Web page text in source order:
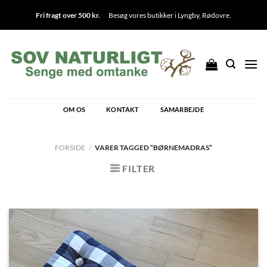
Fri fragt over 500 kr. Besøg vores butikker i Lyngby, Rødovre
OM OS KONTAKT SAMARBEJDE
FORSIDE / VARER TAGGED “BØRNEMADRAS”
FILTER